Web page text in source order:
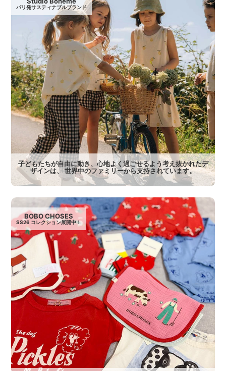
パリ発サスティナブルブランド
子どもたちが自由に動き、心地よく過ごせるよう考え抜かれたデ
ザインは、 世界中のファミリーから支持されています。
BOBO CHOSES
SS26 コレクション展開中！